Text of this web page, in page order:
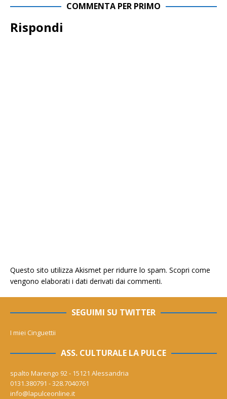
COMMENTA PER PRIMO
Rispondi
Questo sito utilizza Akismet per ridurre lo spam. Scopri come
vengono elaborati i dati derivati dai commenti.
SEGUIMI SU TWITTER
I miei Cinguettii
ASS. CULTURALE LA PULCE
spalto Marengo 92 - 15121 Alessandria
0131.380791 - 328.7040761
info@lapulceonline.it